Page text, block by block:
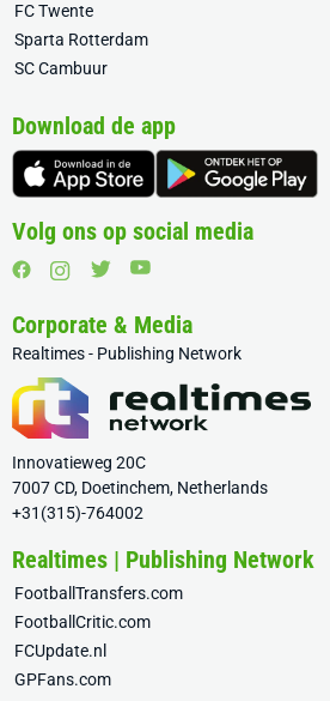
FC Twente
Sparta Rotterdam
SC Cambuur
Download de app
Volg ons op social media
Corporate & Media
Realtimes - Publishing Network
Innovatieweg 20C
7007 CD, Doetinchem, Netherlands
+31(315)-764002
Realtimes | Publishing Network
FootballTransfers.com
FootballCritic.com
FCUpdate.nl
GPFans.com